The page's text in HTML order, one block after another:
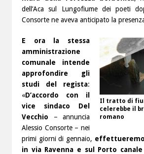
dell’Aca sul Lungofiume dei poeti
Consorte ne aveva anticipato la
Il tratto di
celerebbe il
romano
E ora la stessa
amministrazione
comunale intende
approfondire gli
studi del regista:
«D’accordo con il
vice sindaco Del
Vecchio – annuncia
Alessio Consorte – nei
primi giorni di gennaio,
in via Ravenna e sul Porto